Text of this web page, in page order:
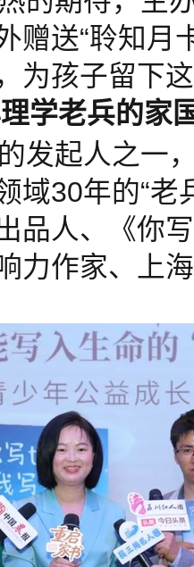
赠送“聆知月
为孩子留下
学老兵的家
发起人之一
域30年的“老
品人、《你
力作家、上